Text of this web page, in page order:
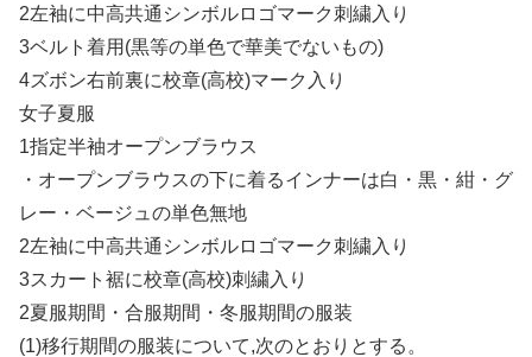
2左袖に中高共通シンボルロゴマーク刺繍入り
3ベルト着用(黒等の単色で華美でないもの)
4ズボン右前裏に校章(高校)マーク入り
女子夏服
1指定半袖オープンブラウス
・オープンブラウスの下に着るインナーは白・黒・紺・グ
レー・ベージュの単色無地
2左袖に中高共通シンボルロゴマーク刺繍入り
3スカート裾に校章(高校)刺繍入り
2夏服期間・合服期間・冬服期間の服装
(1)移行期間の服装について,次のとおりとする。